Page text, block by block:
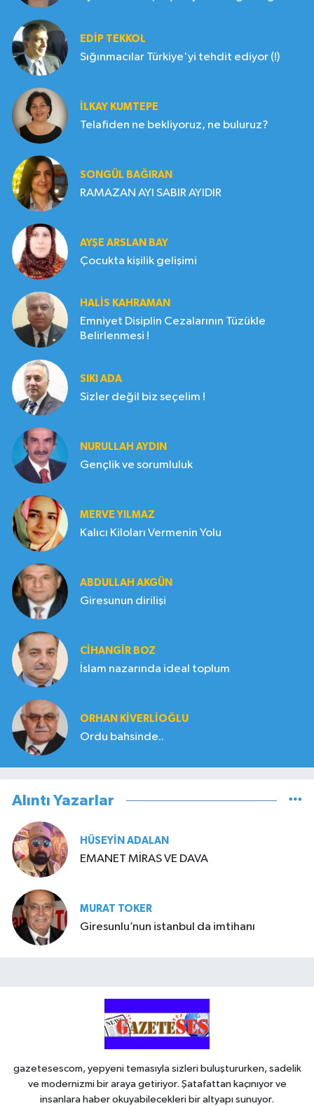
EDIP TEKKOL
Sığınmacılar Türkiye'yi tehdit ediyor (!)
İLKAY KUMTEPE
Telafiden ne bekliyoruz, ne buluruz?
SONGÜL BAĞIRAN
RAMAZAN AYI SABIR AYIDIR
AYŞE ARSLAN BAY
Çocukta kişilik gelişimi
HALIS KAHRAMAN
Emniyet Disiplin Cezalarının Tüzükle
Belirlenmesi !
SIKI ADA
Sizler değil biz seçelim !
NURULLAH AYDIN
Gençlik ve sorumluluk
MERVE YILMAZ
Kalıcı Kiloları Vermenin Yolu
ABDULLAH AKGÜN
Giresunun dirilişi
CIHANGIR BOZ
İslam nazarında ideal toplum
ORHAN KIVERLIOĞLU
Ordu bahsinde..
Alıntı Yazarlar
HÜSEYIN ADALAN
EMANET MİRAS VE DAVA
MURAT TOKER
Giresunlu’nun istanbul da imtihanı
gazetesescom, yepyeni temasıyla sizleri buluştururken, sadelik
ve modernizmi bir araya getiriyor. Şatafattan kaçınıyor ve
insanlara haber okuyabilecekleri bir altyapı sunuyor.